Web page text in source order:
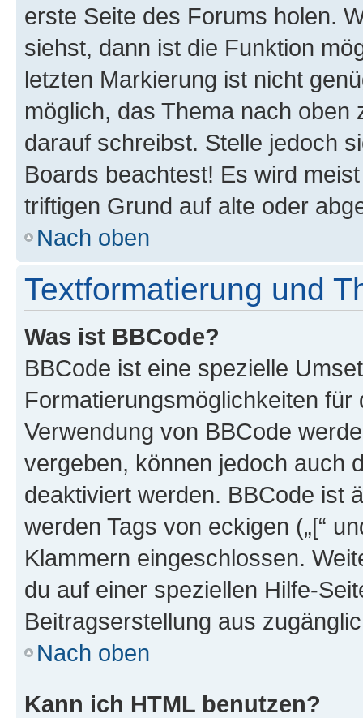
erste Seite des Forums holen.
siehst, dann ist die Funktion
letzten Markierung ist nicht
möglich, das Thema nach oben
darauf schreibst. Stelle jedoch
Boards beachtest! Es wird
triftigen Grund auf alte oder
Nach oben
Textformatierung und
Was ist BBCode?
BBCode ist eine spezielle
Formatierungsmöglichkeiten
Verwendung von BBCode
vergeben, können jedoch auch
deaktiviert werden. BBCode ist
werden Tags von eckigen („[“
Klammern eingeschlossen.
du auf einer speziellen Hilfe-
Beitragserstellung aus
Nach oben
Kann ich HTML benutzen?